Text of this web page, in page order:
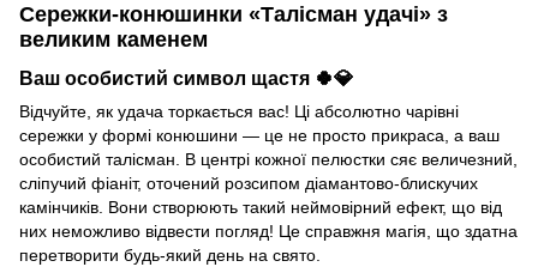
Сережки-конюшинки «Талісман удачі» з
великим каменем
Ваш особистий символ щастя 🍀💎
Відчуйте, як удача торкається вас! Ці абсолютно чарівні
сережки у формі конюшини — це не просто прикраса, а ваш
особистий талісман. В центрі кожної пелюстки сяє величезний,
сліпучий фіаніт, оточений розсипом діамантово-блискучих
камінчиків. Вони створюють такий неймовірний ефект, що від
них неможливо відвести погляд! Це справжня магія, що здатна
перетворити будь-який день на свято.